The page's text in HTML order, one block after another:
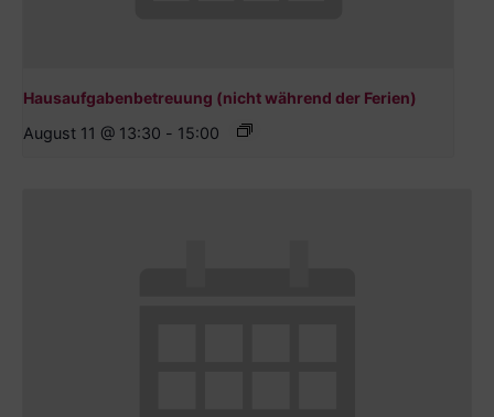
Hausaufgabenbetreuung (nicht während der Ferien)
August 11 @ 13:30 - 15:00